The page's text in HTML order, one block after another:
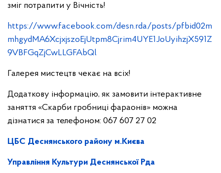
зміг потрапити у Вічність!
https://www.facebook.com/desn.rda/posts/pfbid02m
mhgydMA6XcjxjszoEjUtpm8Cjrim4UYE1JoUyihzjX591Z
9VBFGqZjCwLLGFAbQl
Галерея мистецтв чекає на всіх!
Додаткову інформацію, як замовити інтерактивне
заняття «Скарби гробниці фараонів» можна
дізнатися за телефоном: 067 607 27 02
ЦБС Деснянського району м.Києва
Управління Культури Деснянської Рда